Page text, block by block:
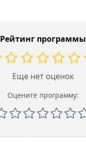
Рейтинг программы
Еще нет оценок
Оцените программу: